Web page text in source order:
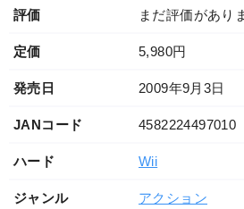
評価 まだ評価があり
定価 5,980円
発売日 2009年9月3日
JANコード 4582224497010
ハード Wii
ジャンル アクション